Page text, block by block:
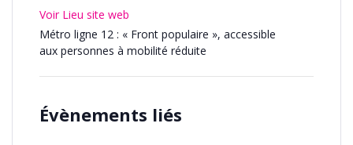
Voir Lieu site web
Métro ligne 12 : « Front populaire », accessible
aux personnes à mobilité réduite
Évènements liés